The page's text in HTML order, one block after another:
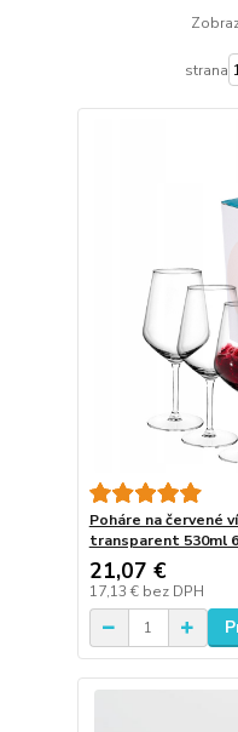
strana
Poháre na červené
transparent 530ml
21,07 €
17,13 € bez DPH